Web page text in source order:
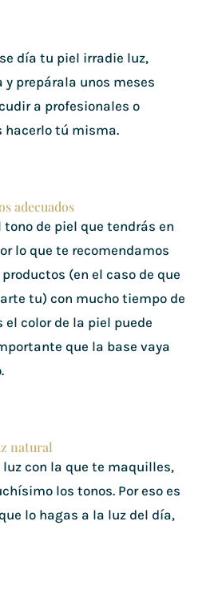
día tu piel irradie luz,
prepárala unos meses
a profesionales o
hacerlo tú misma.
adecuados
tono de piel que tendrás en
lo que te recomendamos
(en el caso de que
tu) con mucho tiempo de
el color de la piel puede
que la base vaya
natural
luz con la que te maquilles,
los tonos. Por eso es
lo hagas a la luz del día,